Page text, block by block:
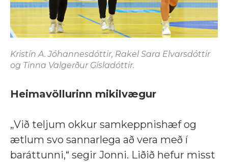
Kristín A. Jóhannesdóttir, Rakel Sara Elvarsdóttir
og Tinna Valgerður Gísladóttir.
Heimavöllurinn mikilvægur
„Við teljum okkur samkeppnishæf og
ætlum svo sannarlega að vera með í
baráttunni,“ segir Jonni. Liðið hefur misst